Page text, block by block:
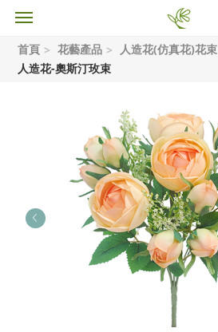
首頁 花藝產品 人造花(仿真花)花束
人造花-奧斯汀玫束